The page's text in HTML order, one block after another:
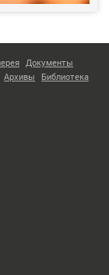
Документы
Архивы Библиотека